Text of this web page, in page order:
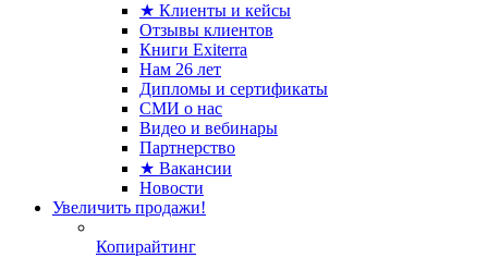
★ Клиенты и кейсы
Отзывы клиентов
Книги Exiterra
Нам 26 лет
Дипломы и сертификаты
СМИ о нас
Видео и вебинары
Партнерство
★ Вакансии
Новости
Увеличить продажи!
Копирайтинг